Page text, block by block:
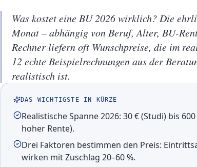
Was kostet eine BU 2026 wirklich? Die
Monat – abhängig von Beruf, Alter, BU-
Rechner liefern oft Wunschpreise, die im
12 echte Beispielrechnungen aus der
realistisch ist.
DAS WICHTIGSTE IN KÜRZE
Realistische Spanne 2026: 30 € (Studi) bis
hoher Rente).
Drei Faktoren bestimmen den Preis:
wirken mit Zuschlag 20–60 %.